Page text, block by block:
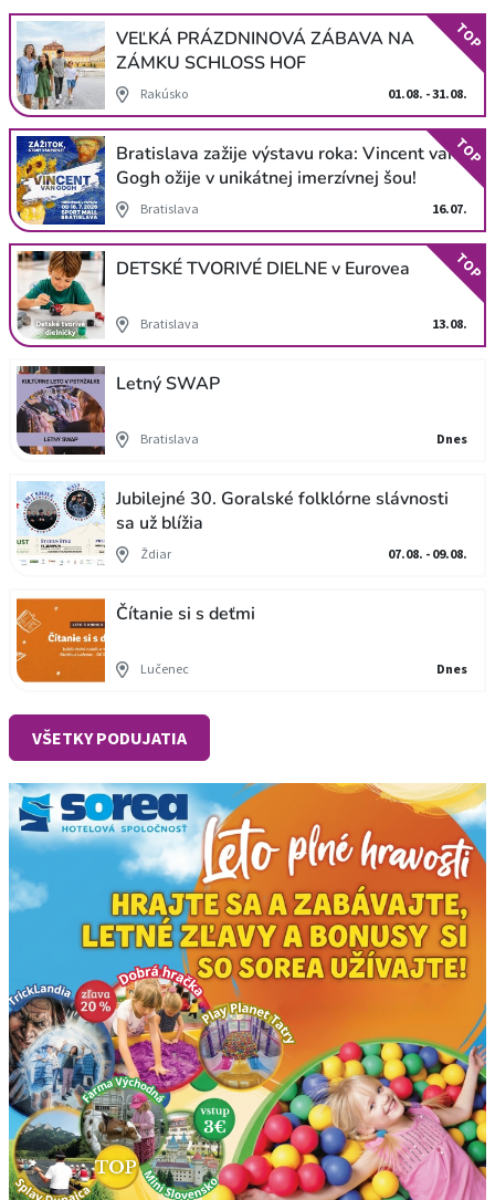
VEĽKÁ PRÁZDNINOVÁ ZÁBAVA NA
ZÁMKU SCHLOSS HOF
Rakúsko 01.08. - 31.08.
TOP
Bratislava zažije výstavu roka: Vincent van
Gogh ožije v unikátnej imerzívnej šou!
Bratislava 16.07.
TOP
DETSKÉ TVORIVÉ DIELNE v Eurovea
Bratislava 13.08.
TOP
Letný SWAP
Bratislava Dnes
Jubilejné 30. Goralské folklórne slávnosti
sa už blížia
Ždiar 07.08. - 09.08.
Čítanie si s deťmi
Lučenec Dnes
VŠETKY PODUJATIA